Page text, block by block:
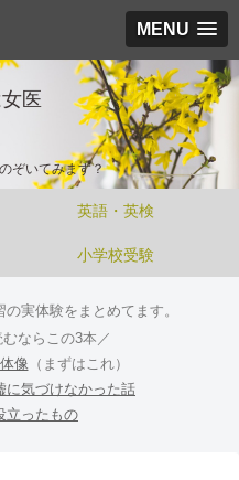
MENU
医
ぞいてみます？
英語・英検
小学校受験
実体験をまとめてます。
ならこの3本／
像 （まずはこれ）
に気づけなかった話
立ったもの